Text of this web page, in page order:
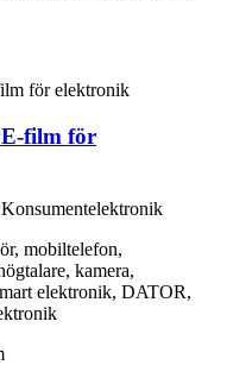
film för
mobiltelefon,
kamera,
elektronik, DATOR,